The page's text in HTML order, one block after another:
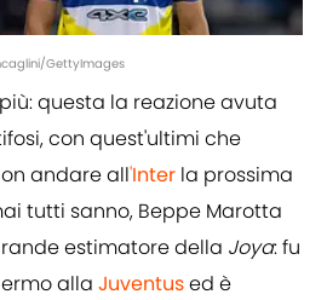
GettyImages
questa la reazione avuta
con quest'ultimi che
andare all'Inter la prossima
tutti sanno, Beppe Marotta
estimatore della Joya: fu
alla Juventused è